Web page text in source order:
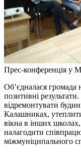
Прес-конференція у
Об’єдналася громада
позитивні
відремонтувати
Калашниках,
вікна в інших
налагодити
міжмуніципального